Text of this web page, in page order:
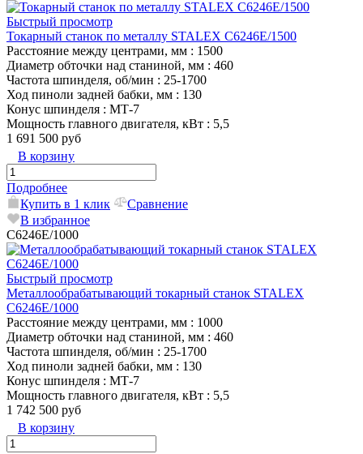
Быстрый просмотр
Токарный станок по металлу STALEX C6246E/1500
Расстояние между центрами, мм : 1500
Диаметр обточки над станиной, мм : 460
Частота шпинделя, об/мин : 25-1700
Ход пиноли задней бабки, мм : 130
Конус шпинделя : MТ-7
Мощность главного двигателя, кВт : 5,5
1 691 500 руб
В корзину
Подробнее
Купить в 1 клик
Сравнение
В избранное
C6246E/1000
Быстрый просмотр
Металлообрабатывающий токарный станок STALEX
C6246E/1000
Расстояние между центрами, мм : 1000
Диаметр обточки над станиной, мм : 460
Частота шпинделя, об/мин : 25-1700
Ход пиноли задней бабки, мм : 130
Конус шпинделя : MТ-7
Мощность главного двигателя, кВт : 5,5
1 742 500 руб
В корзину